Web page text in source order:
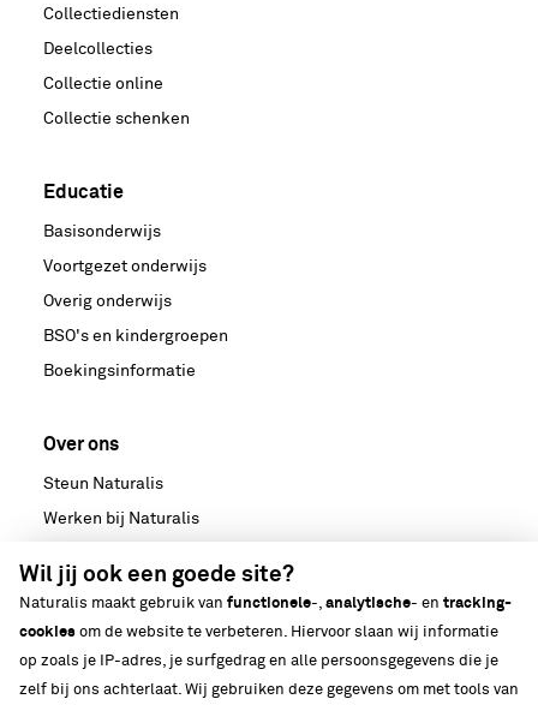
Collectiediensten
Deelcollecties
Collectie online
Collectie schenken
Educatie
Basisonderwijs
Voortgezet onderwijs
Overig onderwijs
BSO's en kindergroepen
Boekingsinformatie
Over ons
Steun Naturalis
Werken bij Naturalis
Nieuws
Media
Strategische partnerschappen
Ons gebouw
Wil jij ook een goede site?
Naturalis maakt gebruik van functionele-, analytische- en tracking-
cookies om de website te verbeteren. Hiervoor slaan wij informatie
op zoals je IP-adres, je surfgedrag en alle persoonsgegevens die je
zelf bij ons achterlaat. Wij gebruiken deze gegevens om met tools van